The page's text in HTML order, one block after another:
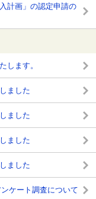
計画」の認定申請の
します。
ました
ました
ました
ました
ケート調査について